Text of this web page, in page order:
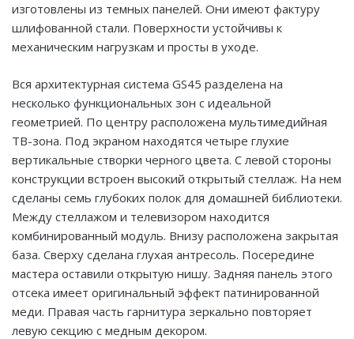
изготовлены из темных панелей. Они имеют фактуру
шлифованной стали. Поверхности устойчивы к
механическим нагрузкам и просты в уходе.
Вся архитектурная система GS45 разделена на
несколько функциональных зон с идеальной
геометрией. По центру расположена мультимедийная
ТВ-зона. Под экраном находятся четыре глухие
вертикальные створки черного цвета. С левой стороны
конструкции встроен высокий открытый стеллаж. На нем
сделаны семь глубоких полок для домашней библиотеки.
Между стеллажом и телевизором находится
комбинированный модуль. Внизу расположена закрытая
база. Сверху сделана глухая антресоль. Посередине
мастера оставили открытую нишу. Задняя панель этого
отсека имеет оригинальный эффект патинированной
меди. Правая часть гарнитура зеркально повторяет
левую секцию с медным декором.